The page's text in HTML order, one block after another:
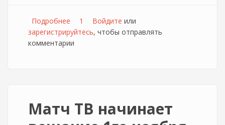
Подробнее о Ростелеком анонсировал запуск
телеканала "Че"
1 Войдите или
зарегистрируйтесь, чтобы отправлять
комментарии
Матч ТВ начинает